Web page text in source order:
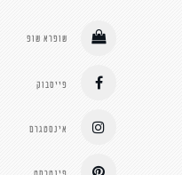
שופרא שופ
פייסבוק
אינסטגרם